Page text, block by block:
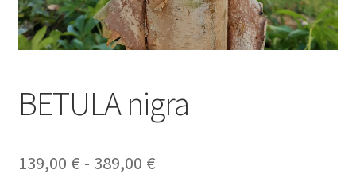
BETULA nigra
139,00 € - 389,00 €Rango